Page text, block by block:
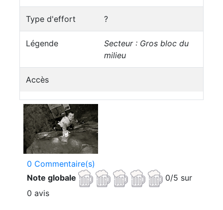
Type d'effort ?
Légende
Secteur : Gros bloc du
milieu
Accès
0 Commentaire(s)
Note globale
0/5 sur
0 avis